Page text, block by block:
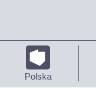
Polska